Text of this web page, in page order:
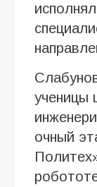
ученицы
очный